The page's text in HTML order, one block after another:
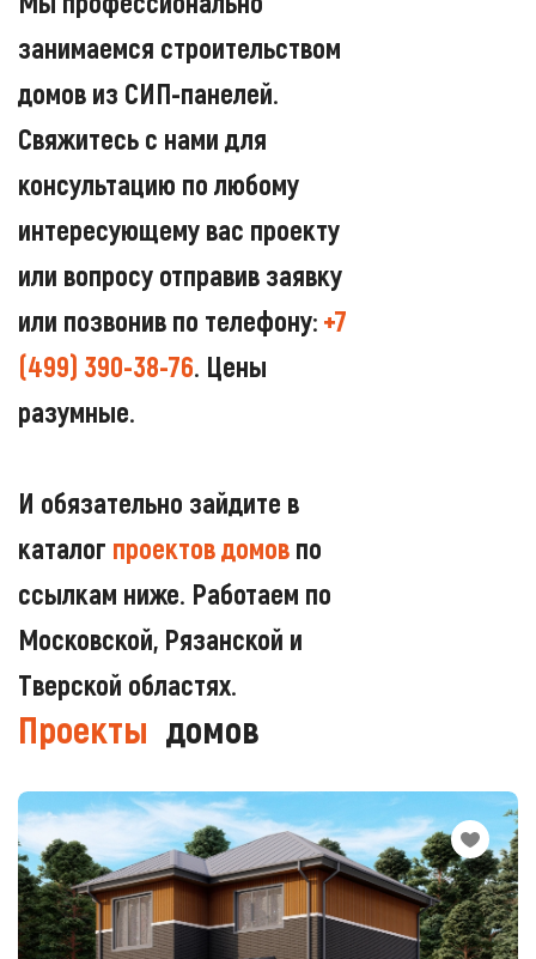
занимаемся строительством
домов из СИП-панелей.
Свяжитесь с нами для
консультацию по любому
интересующему вас проекту
или вопросу отправив заявку
или позвонив по телефону: +7
(499) 390-38-76. Цены
разумные.
И обязательно зайдите в
каталог проектов домов по
ссылкам ниже. Работаем по
Московской, Рязанской и
Тверской областях.
Проекты домов